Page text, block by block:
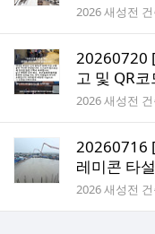
게시판명
2026 새성전
20260720
고 및 QR
게시판명
2026 새성전
20260716
레미콘 타
게시판명
2026 새성전